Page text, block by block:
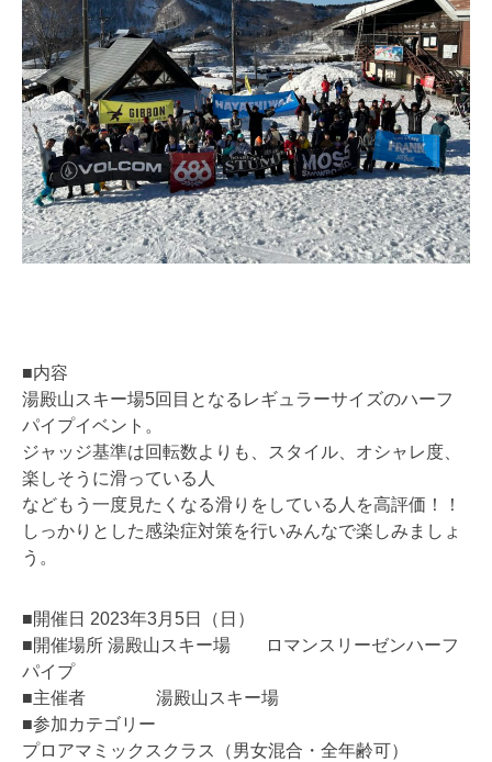
■内容
湯殿山スキー場5回目となるレギュラーサイズのハーフ
パイプイベント。
ジャッジ基準は回転数よりも、スタイル、オシャレ度、
楽しそうに滑っている人
などもう一度見たくなる滑りをしている人を高評価！！
しっかりとした感染症対策を行いみんなで楽しみましょ
う。
■開催日 2023年3月5日（日）
■開催場所 湯殿山スキー場 ロマンスリーゼンハーフ
パイプ
■主催者 湯殿山スキー場
■参加カテゴリー
プロアマミックスクラス（男女混合・全年齢可）